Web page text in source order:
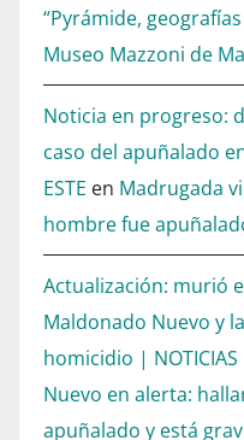
“Pyrámide,
Museo Mazzoni de
Noticia en progreso:
caso del apuñalado
ESTE en Madrugada
hombre fue
Actualización: murió
Maldonado Nuevo y
homicidio | NOTICIAS
Nuevo en alerta:
apuñalado y está